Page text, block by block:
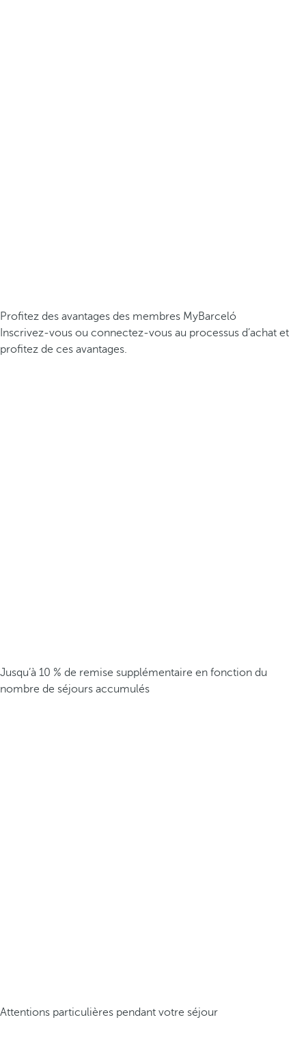
Profitez des avantages des membres MyBarceló
Inscrivez-vous ou connectez-vous au processus d’achat et
profitez de ces avantages.
Jusqu’à 10 % de remise supplémentaire en fonction du
nombre de séjours accumulés
Attentions particulières pendant votre séjour